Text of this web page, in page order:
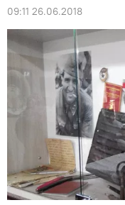
09:11 26.06.2018